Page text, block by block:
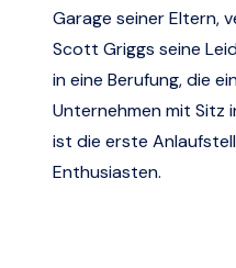
Garage seiner Eltern,
Scott Griggs seine
in eine Berufung, die
Unternehmen mit Sitz
ist die erste
Enthusiasten.